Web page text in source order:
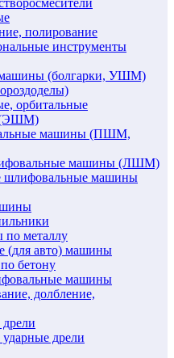
полирование
инструменты
(болгарки, УШМ)
орбитальные
(ЭШМ)
машины (ПШМ,
машины (ЛШМ)
шлифовальные машины
по металлу
(для авто) машины
бетону
машины
долбление,
дрели
дрели